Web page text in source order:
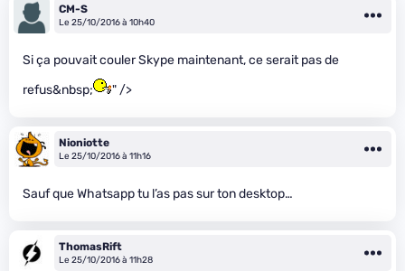
CM-S
Le 25/10/2016 à 10h40
Si ça pouvait couler Skype maintenant, ce serait pas de
refus&nbsp;
" />
Nioniotte
Le 25/10/2016 à 11h16
Sauf que Whatsapp tu l’as pas sur ton desktop…
ThomasRift
Le 25/10/2016 à 11h28